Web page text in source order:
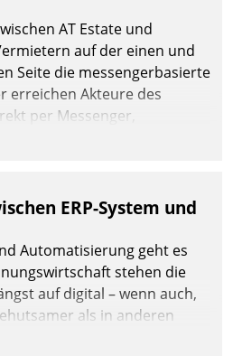
AT Estate und
auf der einen und
Seite die messengerbasierte
erreichen Akteure des
per Messenger,
empfangen oder
ERP-System und
Automatisierung geht es
stehen die
auf digital – wenn auch,
als in anderen